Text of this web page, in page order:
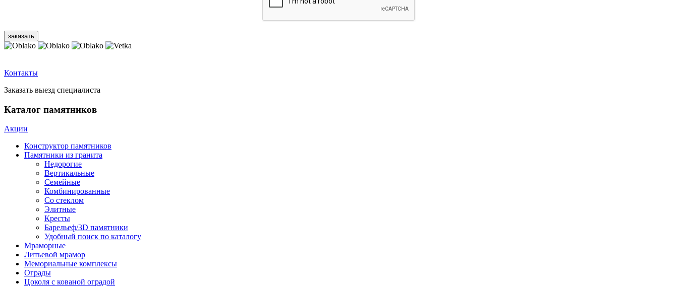
Контакты
Заказать выезд специалиста
Каталог памятников
Акции
Конструктор памятников
Памятники из гранита
Недорогие
Вертикальные
Семейные
Комбинированные
Со стеклом
Элитные
Кресты
Барельеф/3D памятники
Удобный поиск по каталогу
Мраморные
Литьевой мрамор
Мемориальные комплексы
Ограды
Цоколя с кованой оградой